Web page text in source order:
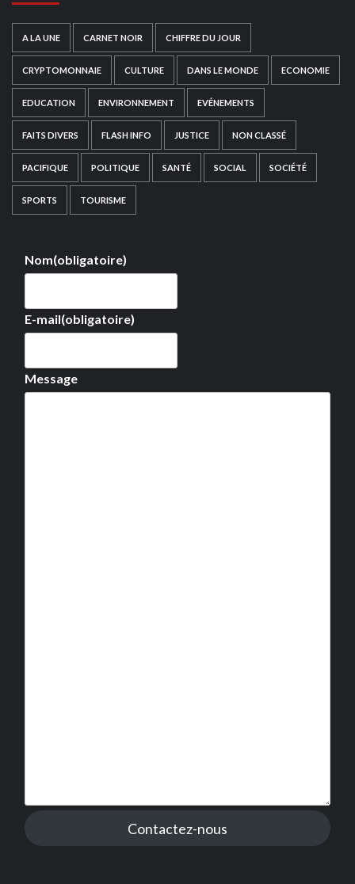
A LA UNE CARNET NOIR CHIFFRE DU JOUR
CRYPTOMONNAIE CULTURE DANS LE MONDE ECONOMIE
EDUCATION ENVIRONNEMENT EVÉNEMENTS
FAITS DIVERS FLASH INFO JUSTICE NON CLASSÉ
PACIFIQUE POLITIQUE SANTÉ SOCIAL SOCIÉTÉ
SPORTS TOURISME
Nom(obligatoire)
E-mail(obligatoire)
Message
Contactez-nous